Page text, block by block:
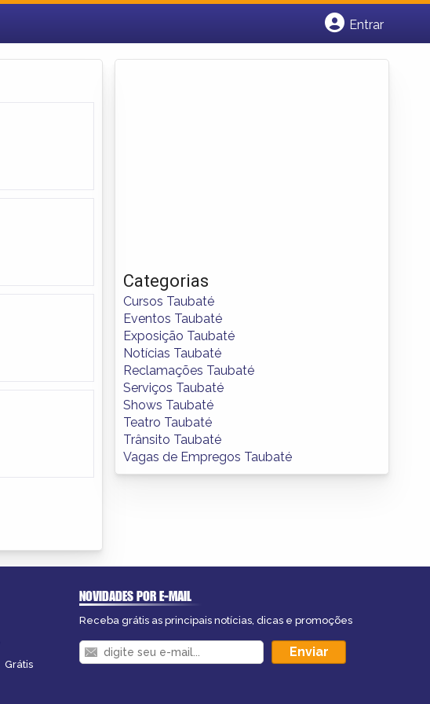
Entrar
Categorias
Cursos Taubaté
Eventos Taubaté
Exposição Taubaté
Notícias Taubaté
Reclamações Taubaté
Serviços Taubaté
Shows Taubaté
Teatro Taubaté
Trânsito Taubaté
Vagas de Empregos Taubaté
Grátis
NOVIDADES POR E-MAIL
Receba grátis as principais notícias, dicas e promoções